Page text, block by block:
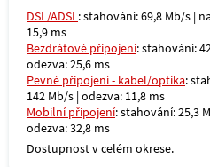
DSL/ADSL: stahování: 69,8 Mb/s |
15,9 ms
Bezdrátové připojení: stahování:
odezva: 25,6 ms
Pevné připojení - kabel/optika:
142 Mb/s | odezva: 11,8 ms
Mobilní připojení: stahování: 25,3
odezva: 32,8 ms
Dostupnost v celém okrese.